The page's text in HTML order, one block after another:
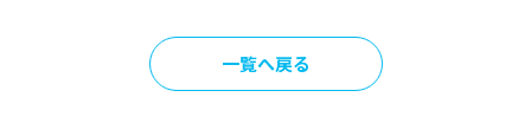
一覧へ戻る